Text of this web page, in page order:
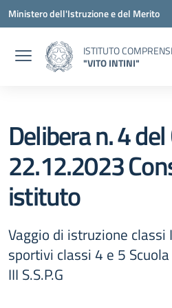
Vai ai contenuti
Vai al menu di navigazione
Vai al footer
Ministero dell'Istruzione e del Merito
ISTITUTO
"VITO INTINI"
Delibera n. 4
22.12.2023
istituto
Vaggio di istruzione classi
sportivi classi 4 e 5
III S.S.P.G